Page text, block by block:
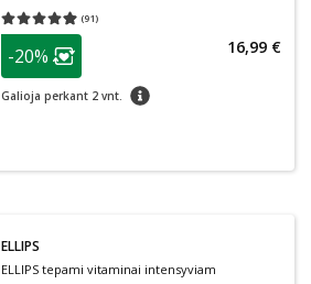
(91)
Vidutinis įvertinimas 4.91
patarimas
Lojalumo klubo narių nuolaida
-20%
Galioja perkant 2 vnt. patarimas
16,99 €
ELLIPS
ELLIPS tepami vitaminai intensyviam